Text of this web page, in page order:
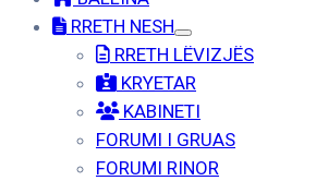
RRETH NESH
RRETH LËVIZJËS
KRYETAR
KABINETI
FORUMI I GRUAS
FORUMI RINOR